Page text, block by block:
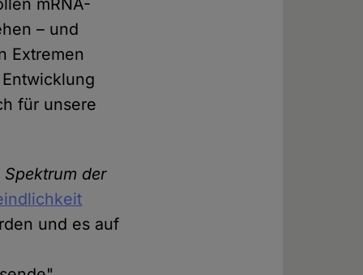
mRNA-
– und
Extremen
für unsere
Spektrum der
und es auf